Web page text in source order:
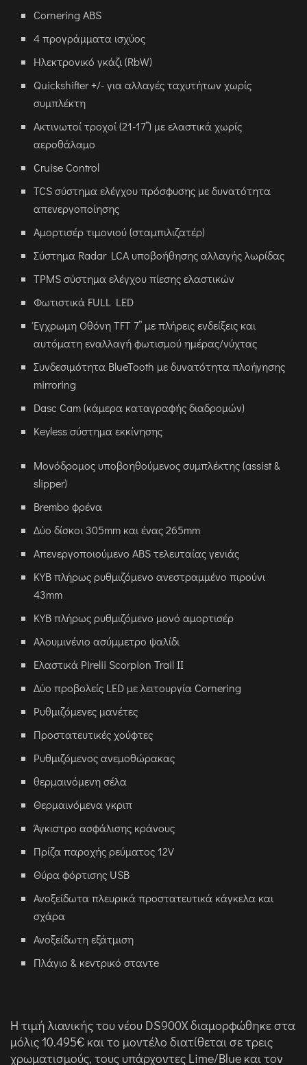
Cornering ABS
4 προγράμματα ισχύος
Ηλεκτρονικό γκάζι (RbW)
Quickshifter +/- για αλλαγές ταχυτήτων χωρίς
συμπλέκτη
Ακτινωτοί τροχοί (21-17”) με ελαστικά χωρίς
αεροθάλαμο
Cruise Control
TCS σύστημα ελέγχου πρόσφυσης με δυνατότητα
απενεργοποίησης
Αμορτισέρ τιμονιού (σταμπιλιζατέρ)
Σύστημα Radar LCA υποβοήθησης αλλαγής λωρίδας
TPMS σύστημα ελέγχου πίεσης ελαστικών
Φωτιστικά FULL LED
Έγχρωμη Οθόνη TFT 7” με πλήρεις ενδείξεις και
αυτόματη εναλλαγή φωτισμού ημέρας/νύχτας
Συνδεσιμότητα BlueTooth με δυνατότητα πλοήγησης
mirroring
Dasc Cam (κάμερα καταγραφής διαδρομών)
Keyless σύστημα εκκίνησης
Μονόδρομος υποβοηθούμενος συμπλέκτης (assist &
slipper)
Brembo φρένα
Δύο δίσκοι 305mm και ένας 265mm
Απενεργοποιούμενο ABS τελευταίας γενιάς
KYB πλήρως ρυθμιζόμενο ανεστραμμένο πιρούνι
43mm
KYB πλήρως ρυθμιζόμενο μονό αμορτισέρ
Αλουμινένιο ασύμμετρο ψαλίδι
Ελαστικά Pirelii Scorpion Trail ΙΙ
Δύο προβολείς LED με λειτουργία Cornering
Ρυθμιζόμενες μανέτες
Προστατευτικές χούφτες
Ρυθμιζόμενος ανεμοθώρακας
θερμαινόμενη σέλα
Θερμαινόμενα γκριπ
Άγκιστρο ασφάλισης κράνους
Πρίζα παροχής ρεύματος 12V
Θύρα φόρτισης USB
Ανοξείδωτα πλευρικά προστατευτικά κάγκελα και
σχάρα
Ανοξείδωτη εξάτμιση
Πλάγιο & κεντρικό σταντe
Η τιμή λιανικής του νέου DS900X διαμορφώθηκε στα
μόλις 10.495€ και το μοντέλο διατίθεται σε τρεις
χρωματισμούς, τους υπάρχοντες Lime/Blue και τον